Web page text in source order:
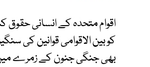
اقوام متحدہ کے انسانی
کو بین الاقوامی قوانین کی
بھی جنگی جنون کے زمرے